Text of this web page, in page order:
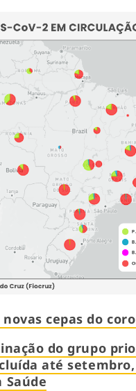
novas cepas do
do grupo
até